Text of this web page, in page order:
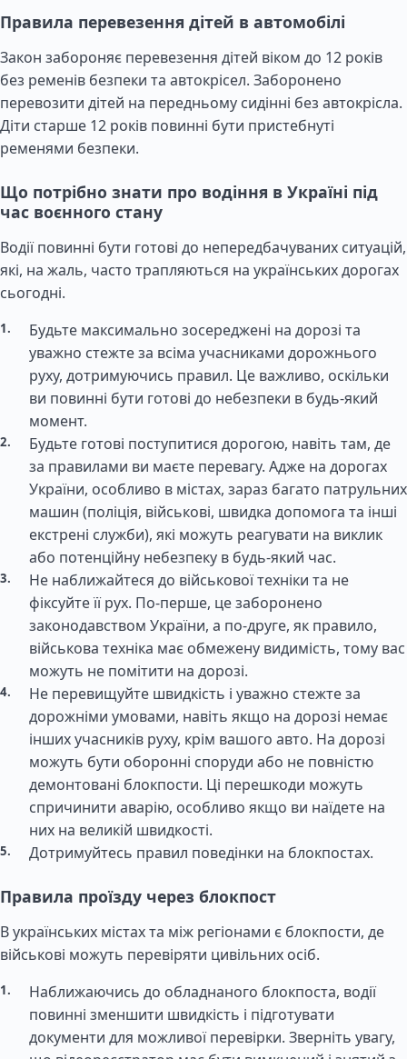
Правила перевезення дітей в автомобілі
Закон забороняє перевезення дітей віком до 12 років
без ременів безпеки та автокрісел. Заборонено
перевозити дітей на передньому сидінні без автокрісла.
Діти старше 12 років повинні бути пристебнуті
ременями безпеки.
Що потрібно знати про водіння в Україні під
час воєнного стану
Водії повинні бути готові до непередбачуваних ситуацій,
які, на жаль, часто трапляються на українських дорогах
сьогодні.
Будьте максимально зосереджені на дорозі та
уважно стежте за всіма учасниками дорожнього
руху, дотримуючись правил. Це важливо, оскільки
ви повинні бути готові до небезпеки в будь-який
момент.
Будьте готові поступитися дорогою, навіть там, де
за правилами ви маєте перевагу. Адже на дорогах
України, особливо в містах, зараз багато патрульних
машин (поліція, військові, швидка допомога та інші
екстрені служби), які можуть реагувати на виклик
або потенційну небезпеку в будь-який час.
Не наближайтеся до військової техніки та не
фіксуйте її рух. По-перше, це заборонено
законодавством України, а по-друге, як правило,
військова техніка має обмежену видимість, тому вас
можуть не помітити на дорозі.
Не перевищуйте швидкість і уважно стежте за
дорожніми умовами, навіть якщо на дорозі немає
інших учасників руху, крім вашого авто. На дорозі
можуть бути оборонні споруди або не повністю
демонтовані блокпости. Ці перешкоди можуть
спричинити аварію, особливо якщо ви наїдете на
них на великій швидкості.
Дотримуйтесь правил поведінки на блокпостах.
Правила проїзду через блокпост
В українських містах та між регіонами є блокпости, де
військові можуть перевіряти цивільних осіб.
Наближаючись до обладнаного блокпоста, водії
повинні зменшити швидкість і підготувати
документи для можливої перевірки. Зверніть увагу,